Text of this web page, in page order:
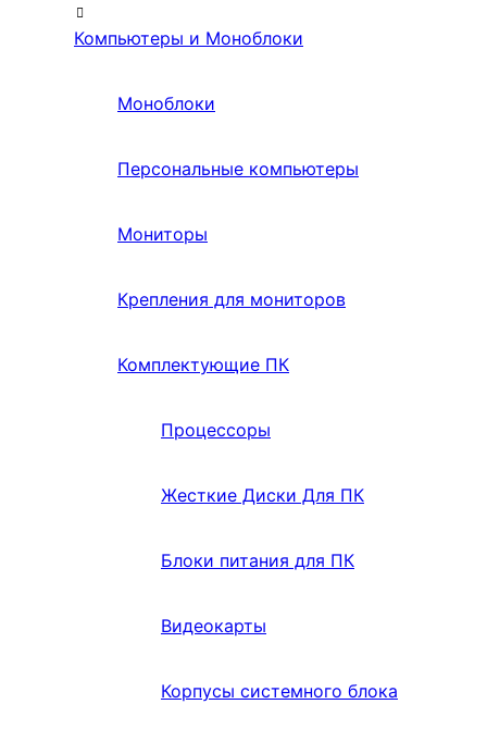
Компьютеры и Моноблоки
Моноблоки
Персональные компьютеры
Мониторы
Крепления для мониторов
Комплектующие ПК
Процессоры
Жесткие Диски Для ПК
Блоки питания для ПК
Видеокарты
Корпусы системного блока